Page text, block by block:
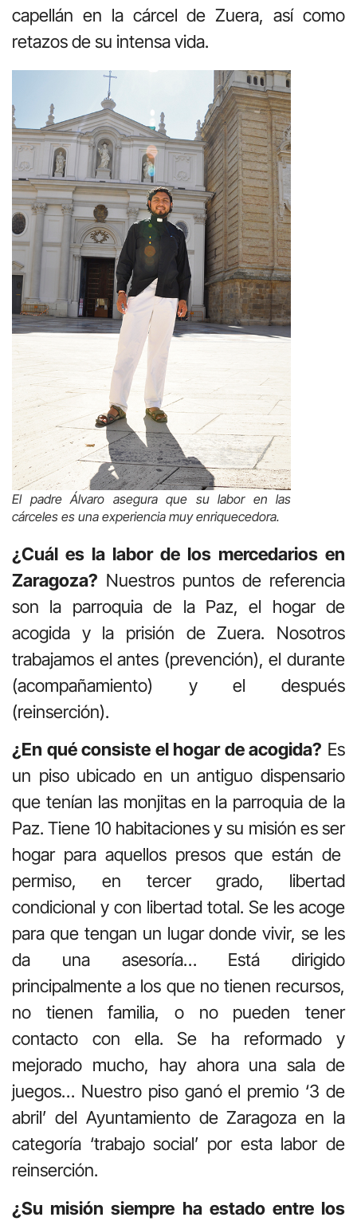
capellán en la cárcel de Zuera, así como
retazos de su intensa vida.
El padre Álvaro asegura que su labor en las
cárceles es una experiencia muy enriquecedora.
¿Cuál es la labor de los mercedarios en
Zaragoza? Nuestros puntos de referencia
son la parroquia de la Paz, el hogar de
acogida y la prisión de Zuera. Nosotros
trabajamos el antes (prevención), el durante
(acompañamiento) y el después
(reinserción).
¿En qué consiste el hogar de acogida? Es
un piso ubicado en un antiguo dispensario
que tenían las monjitas en la parroquia de la
Paz. Tiene 10 habitaciones y su misión es ser
hogar para aquellos presos que están de
permiso, en tercer grado, libertad
condicional y con libertad total. Se les acoge
para que tengan un lugar donde vivir, se les
da una asesoría… Está dirigido
principalmente a los que no tienen recursos,
no tienen familia, o no pueden tener
contacto con ella. Se ha reformado y
mejorado mucho, hay ahora una sala de
juegos… Nuestro piso ganó el premio ‘3 de
abril’ del Ayuntamiento de Zaragoza en la
categoría ‘trabajo social’ por esta labor de
reinserción.
¿Su misión siempre ha estado entre los